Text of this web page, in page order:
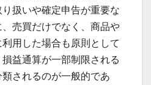
扱いや確定申告が重要な
売買だけでなく、商品や
用した場合も原則として
益通算が一部制限される
されるのが一般的であ